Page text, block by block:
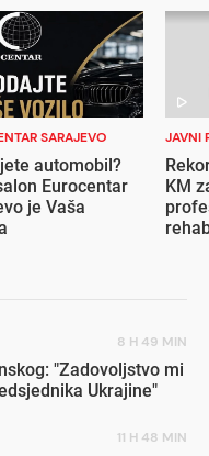
SARAJEVO
automobil?
Eurocentar
je Vaša
JAVNI
KM
8 H 49 MIN
"Zadovoljstvo mi
Ukrajine"
11 H 48 MIN